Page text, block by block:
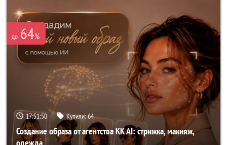
до 64%
17:51:47 Купили:64
Создание образа от агентства KK AI: стрижка, макияж,